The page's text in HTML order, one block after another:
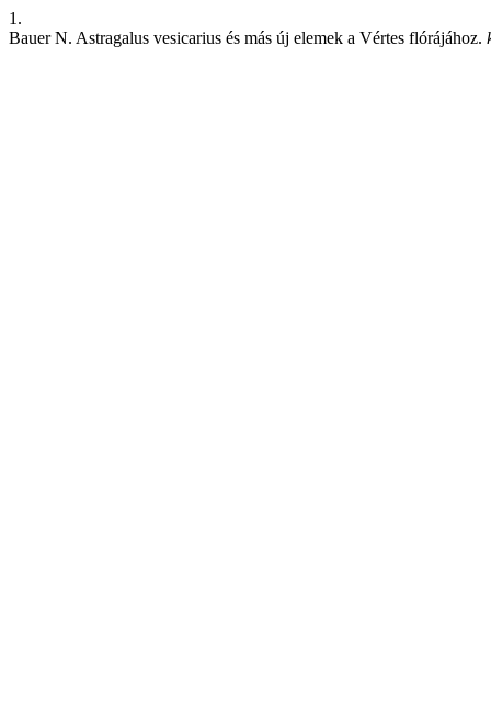
1.
Bauer N. Astragalus vesicarius és más új elemek a Vértes flórájához.